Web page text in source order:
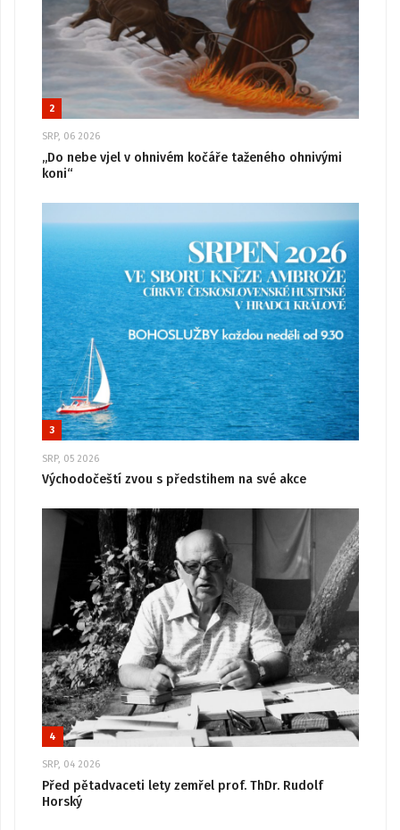
2
SRP, 06 2026
„Do nebe vjel v ohnivém kočáře taženého ohnivými
koni“
3
SRP, 05 2026
Východočeští zvou s předstihem na své akce
4
SRP, 04 2026
Před pětadvaceti lety zemřel prof. ThDr. Rudolf
Horský